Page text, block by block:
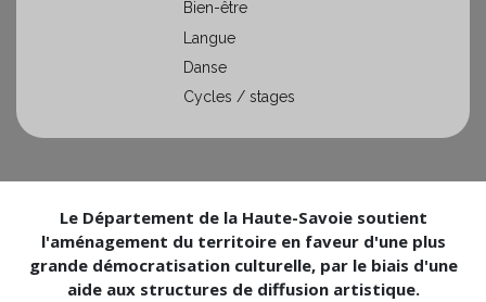
Bien-être
Langue
Danse
Cycles / stages
Le Département de la Haute-Savoie soutient
l'aménagement du territoire en faveur d'une plus
grande démocratisation culturelle, par le biais d'une
aide aux structures de diffusion artistique.